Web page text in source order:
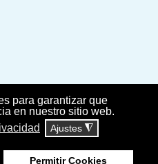
para garantizar que
en nuestro sitio web.
Ajustes ◮
Permitir Cookies
de privacidad